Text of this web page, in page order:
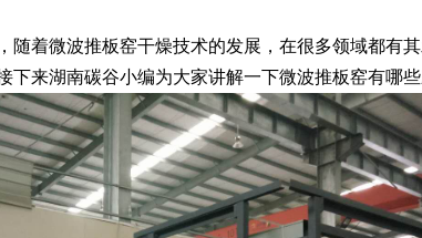
微波推板窑干燥技术的发展，在很多领域都有
来湖南碳谷小编为大家讲解一下微波推板窑有哪些